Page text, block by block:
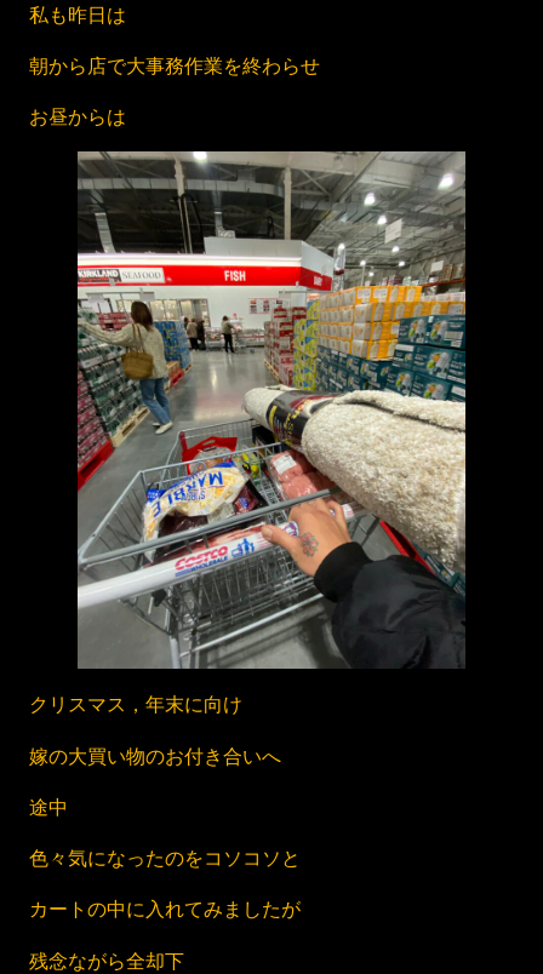
私も昨日は
朝から店で大事務作業を終わらせ
お昼からは
クリスマス，年末に向け
嫁の大買い物のお付き合いへ
途中
色々気になったのをコソコソと
カートの中に入れてみましたが
残念ながら全却下